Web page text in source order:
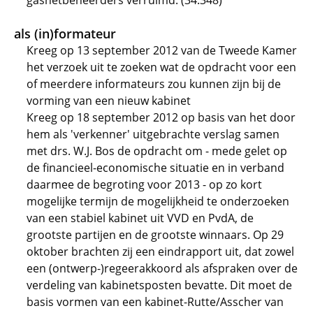
als (in)formateur
Kreeg op 13 september 2012 van de Tweede Kamer
het verzoek uit te zoeken wat de opdracht voor een
of meerdere informateurs zou kunnen zijn bij de
vorming van een nieuw kabinet
Kreeg op 18 september 2012 op basis van het door
hem als 'verkenner' uitgebrachte verslag samen
met drs. W.J. Bos de opdracht om - mede gelet op
de financieel-economische situatie en in verband
daarmee de begroting voor 2013 - op zo kort
mogelijke termijn de mogelijkheid te onderzoeken
van een stabiel kabinet uit VVD en PvdA, de
grootste partijen en de grootste winnaars. Op 29
oktober brachten zij een eindrapport uit, dat zowel
een (ontwerp-)regeerakkoord als afspraken over de
verdeling van kabinetsposten bevatte. Dit moet de
basis vormen van een kabinet-Rutte/Asscher van